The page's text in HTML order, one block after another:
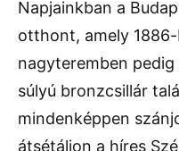
Napjainkban a
otthont, amely
nagyteremben
súlyú bronzcsillár
mindenképpen
átsétáljon a híres